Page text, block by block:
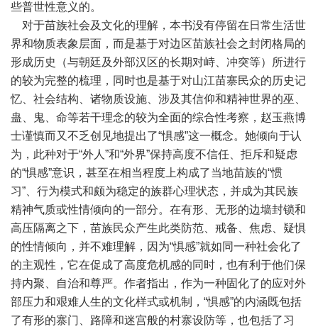
些普世性意义的。
对于苗族社会及文化的理解，本书没有停留在日常生活世
界和物质表象层面，而是基于对边区苗族社会之封闭格局的
形成历史（与朝廷及外部汉区的长期对峙、冲突等）所进行
的较为完整的梳理，同时也是基于对山江苗寨民众的历史记
忆、社会结构、诸物质设施、涉及其信仰和精神世界的巫、
蛊、鬼、命等若干理念的较为全面的综合性考察，赵玉燕博
士谨慎而又不乏创见地提出了“惧感”这一概念。她倾向于认
为，此种对于“外人”和“外界”保持高度不信任、拒斥和疑虑
的“惧感”意识，甚至在相当程度上构成了当地苗族的“惯
习”、行为模式和颇为稳定的族群心理状态，并成为其民族
精神气质或性情倾向的一部分。在有形、无形的边墙封锁和
高压隔离之下，苗族民众产生此类防范、戒备、焦虑、疑惧
的性情倾向，并不难理解，因为“惧感”就如同一种社会化了
的主观性，它在促成了高度危机感的同时，也有利于他们保
持内聚、自治和尊严。作者指出，作为一种固化了的应对外
部压力和艰难人生的文化样式或机制，“惧感”的内涵既包括
了有形的寨门、路障和迷宫般的村寨设防等，也包括了习